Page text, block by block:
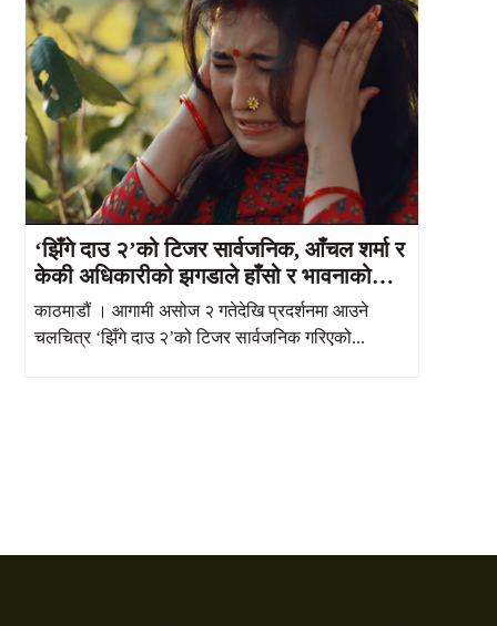
‘झिँगे दाउ २’को टिजर सार्वजनिक, आँचल शर्मा र
केकी अधिकारीको झगडाले हाँसो र भावनाको
मिश्रण
काठमाडौं । आगामी असोज २ गतेदेखि प्रदर्शनमा आउने
चलचित्र ‘झिँगे दाउ २’को टिजर सार्वजनिक गरिएको...